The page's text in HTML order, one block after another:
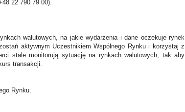
22 790 79 00).
walutowych, na jakie wydarzenia i dane oczekuje rynek
aktywnym Uczestnikiem Wspólnego Rynku i korzystaj z
stale monitorują sytuację na rynkach walutowych, tak aby
transakcji.
Rynku.